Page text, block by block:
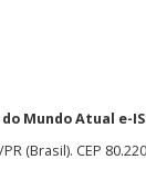
Mundo Atual e-
(Brasil). CEP